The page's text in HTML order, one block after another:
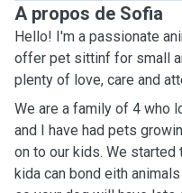
A propos de Sofia
Hello! I'm a passionate
offer pet sittinf for small
plenty of love, care and
We are a family of 4 who
and I have had pets
on to our kids. We
kida can bond eith